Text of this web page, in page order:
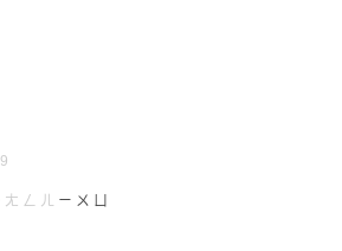
9
ㄤ ㄥ ㄦ ㄧ ㄨ ㄩ